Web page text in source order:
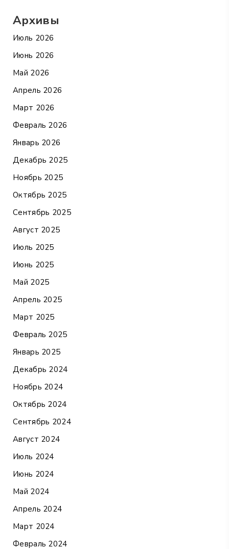
Архивы
Июль 2026
Июнь 2026
Май 2026
Апрель 2026
Март 2026
Февраль 2026
Январь 2026
Декабрь 2025
Ноябрь 2025
Октябрь 2025
Сентябрь 2025
Август 2025
Июль 2025
Июнь 2025
Май 2025
Апрель 2025
Март 2025
Февраль 2025
Январь 2025
Декабрь 2024
Ноябрь 2024
Октябрь 2024
Сентябрь 2024
Август 2024
Июль 2024
Июнь 2024
Май 2024
Апрель 2024
Март 2024
Февраль 2024